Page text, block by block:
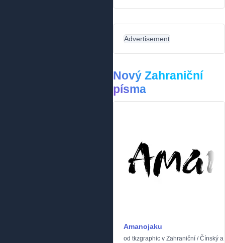
Advertisement
Nový Zahraniční
písma
Amanojaku
od tkzgraphic v Zahraniční /Čínský